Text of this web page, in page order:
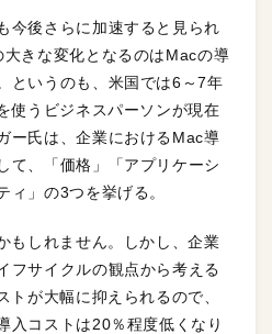
今後さらに加速すると見られ
きな変化となるのはMacの導
というのも、米国では6～7年
使うビジネスパーソンが現在
ー氏は、企業におけるMac導
て、「価格」「アプリケーシ
ィ」の3つを挙げる。
もしれません。しかし、企業
フサイクルの観点から考える
が大幅に抑えられるので、
入コストは20％程度低くなり